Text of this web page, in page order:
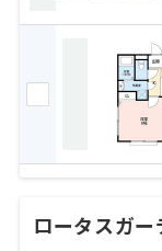
ロータスガー